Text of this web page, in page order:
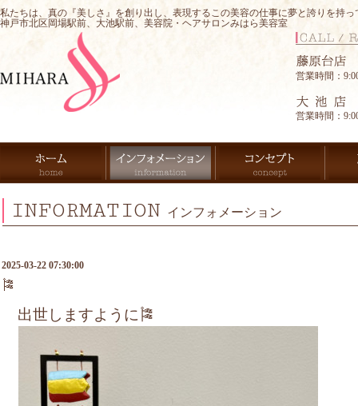
私たちは、真の『美しさ』を創り出し、表現するこの美容の仕事に夢と誇りを持
神戸市北区岡場駅前、大池駅前、美容院・ヘアサロンみはら美容室
営業時間：
営業時間：
INFORMATION インフォメーション
2025-03-22 07:30:00
🎏
出世しますように🎏